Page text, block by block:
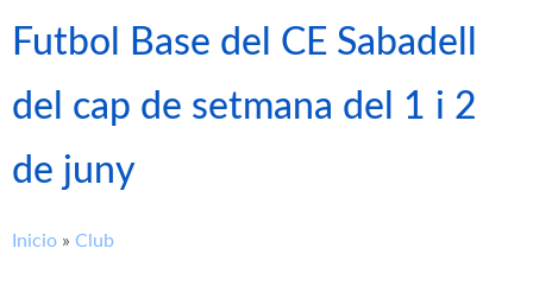
Futbol Base del CE Sabadell
del cap de setmana del 1 i 2
de juny
Inicio » Club